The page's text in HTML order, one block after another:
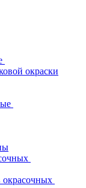
окраски
окрасочных